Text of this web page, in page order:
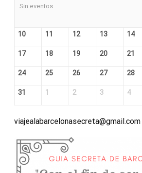
Sin eventos
10 11 12 13 14
17 18 19 20 21
24 25 26 27 28
31 1 2 3 4
viajealabarcelonasecreta@gmail.com